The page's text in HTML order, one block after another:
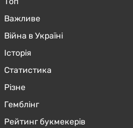
Важливе
Війна в Україні
Історія
Статистика
Різне
Гемблінг
Рейтинг букмекерів